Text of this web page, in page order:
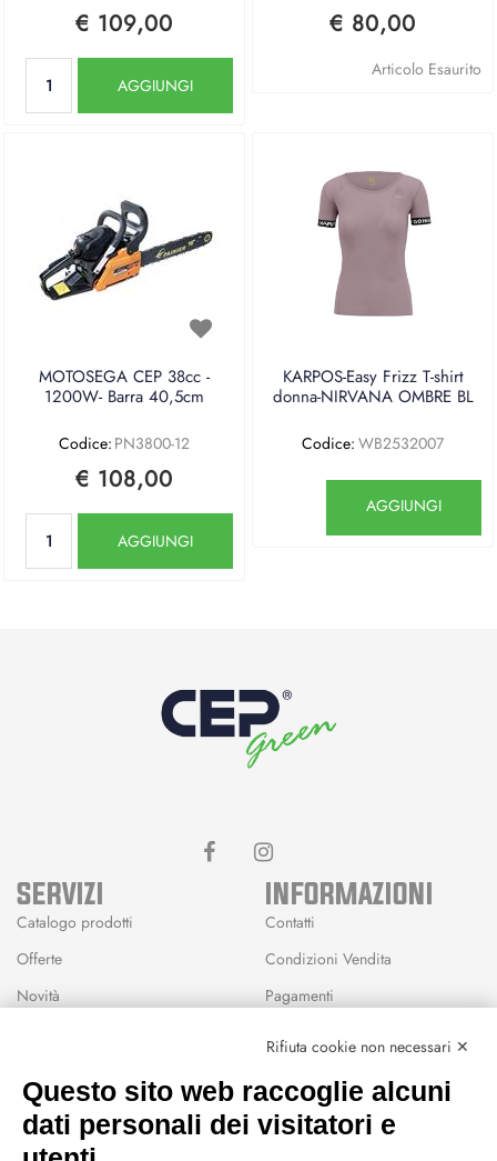
€ 109,00
AGGIUNGI
€ 80,00
Articolo Esaurito
MOTOSEGA CEP 38cc -
1200W- Barra 40,5cm
Codice: PN3800-12
€ 108,00
AGGIUNGI
KARPOS-Easy Frizz T-shirt
donna-NIRVANA OMBRE BL
Codice: WB2532007
AGGIUNGI
SERVIZI
Catalogo prodotti
Offerte
Novità
Wishlist
INFORMAZIONI
Contatti
Condizioni Vendita
Pagamenti
CEP GREEN
Rifiuta cookie non necessari ✕
Questo sito web raccoglie alcuni
dati personali dei visitatori e